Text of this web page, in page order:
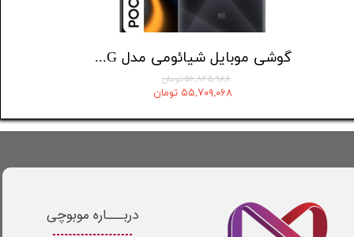
گوشی موبایل شیائومی مدل Poco X4 Pro 5G دو سیم کارت ظرفیت 256 گیگابایت و رم 8 گیگابایت
۵۶,۸۴۵,۹۸۸ تومان
۵۵,۷۰۹,۰۶۸ تومان
دربـــاره موبوچی